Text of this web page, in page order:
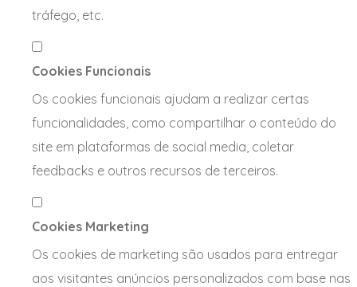
tráfego, etc.
Cookies Funcionais
Os cookies funcionais ajudam a realizar certas
funcionalidades, como compartilhar o conteúdo do
site em plataformas de social media, coletar
feedbacks e outros recursos de terceiros.
Cookies Marketing
Os cookies de marketing são usados para entregar
aos visitantes anúncios personalizados com base nas